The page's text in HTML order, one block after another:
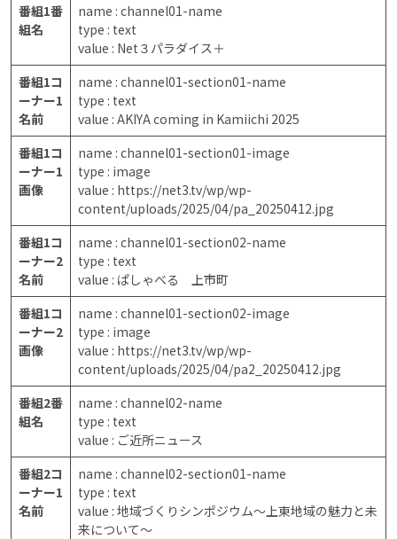
番組1番
組名
name : channel01-name
type : text
value : Net３パラダイス＋
番組1コ
ーナー1
名前
name : channel01-section01-name
type : text
value : AKIYA coming in Kamiichi 2025
番組1コ
ーナー1
画像
name : channel01-section01-image
type : image
value : https://net3.tv/wp/wp-
content/uploads/2025/04/pa_20250412.jpg
番組1コ
ーナー2
名前
name : channel01-section02-name
type : text
value : ぱしゃべる 上市町
番組1コ
ーナー2
画像
name : channel01-section02-image
type : image
value : https://net3.tv/wp/wp-
content/uploads/2025/04/pa2_20250412.jpg
番組2番
組名
name : channel02-name
type : text
value : ご近所ニュース
番組2コ
ーナー1
名前
name : channel02-section01-name
type : text
value : 地域づくりシンポジウム～上東地域の魅力と未
来について～